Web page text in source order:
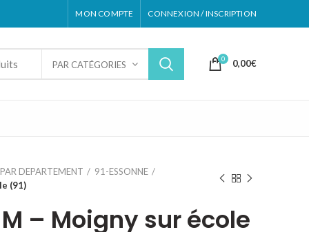
MON COMPTE CONNEXION / INSCRIPTION
PAR CATÉGORIES
0 0,00€
PAR DEPARTEMENT
91-ESSONNE
(91)
M – Moigny sur école